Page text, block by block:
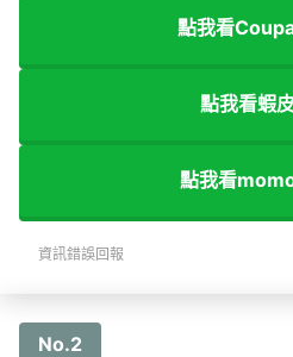
點我看
點我看蝦
點我看
資訊錯誤回報
No.2